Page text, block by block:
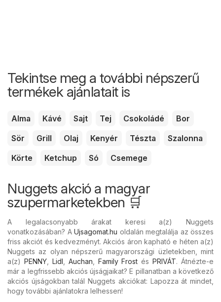
Tekintse meg a további népszerű
termékek ajánlatait is
Alma Kávé Sajt Tej Csokoládé
Bor
Sör
Grill Olaj Kenyér Tészta
Szalonna
Körte
Ketchup Só Csemege
Nuggets akció a magyar
szupermarketekben 🛒
A legalacsonyabb árakat keresi a(z) Nuggets
vonatkozásában? A Ujsagomat.hu oldalán megtalálja az összes
friss akciót és kedvezményt. Akciós áron kapható e héten a(z)
Nuggets az olyan népszerű magyarországi üzletekben, mint
a(z) PENNY, Lidl Auchan Family Frost ésPRIVÁT. Átnézte-e
már a legfrissebb akciós újságjaikat? E pillanatban a következő
akciós újságokban talál Nuggets akciókat: Lapozza át mindet,
hogy további ajánlatokra lelhessen!